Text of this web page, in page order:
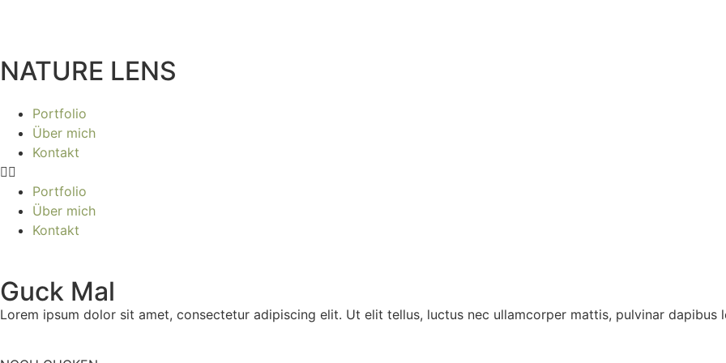
NATURE LENS
Portfolio
Über mich
Kontakt
Portfolio
Über mich
Kontakt
Guck Mal
Lorem ipsum dolor sit amet, consectetur adipiscing elit. Ut elit tellus, luctus nec ullamcorper mattis, pulvinar dapibus